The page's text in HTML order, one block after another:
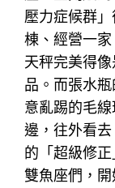
壓力症候群
棟、經營一
天秤完美得
品。而張水
意亂踢的毛
邊，往外看
的「超級修
雙魚座們，